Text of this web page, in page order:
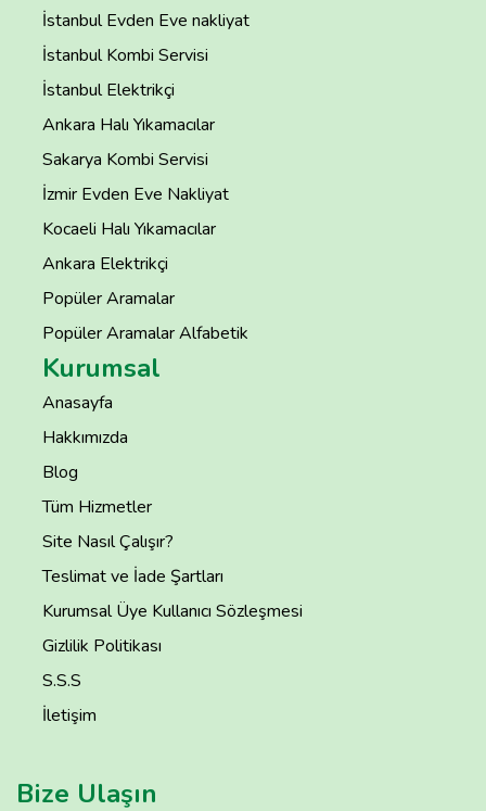
İstanbul Evden Eve nakliyat
İstanbul Kombi Servisi
İstanbul Elektrikçi
Ankara Halı Yıkamacılar
Sakarya Kombi Servisi
İzmir Evden Eve Nakliyat
Kocaeli Halı Yıkamacılar
Ankara Elektrikçi
Popüler Aramalar
Popüler Aramalar Alfabetik
Kurumsal
Anasayfa
Hakkımızda
Blog
Tüm Hizmetler
Site Nasıl Çalışır?
Teslimat ve İade Şartları
Kurumsal Üye Kullanıcı Sözleşmesi
Gizlilik Politikası
S.S.S
İletişim
Bize Ulaşın